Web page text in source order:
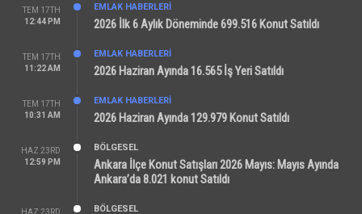
TEM 17TH
12:44 PM
EMLAK HABERLERI
2026 İlk 6 Aylık Döneminde 699.516 Konut Satıldı
TEM 17TH
11:22 AM
EMLAK HABERLERI
2026 Haziran Ayında 16.565 İş Yeri Satıldı
TEM 17TH
10:31 AM
EMLAK HABERLERI
2026 Haziran Ayında 129.979 Konut Satıldı
HAZ 23RD
12:59 PM
BÖLGESEL
Ankara İlçe Konut Satışları 2026 Mayıs: Mayıs Ayında
Ankara’da 8.021 konut Satıldı
HAZ 23RD
BÖLGESEL